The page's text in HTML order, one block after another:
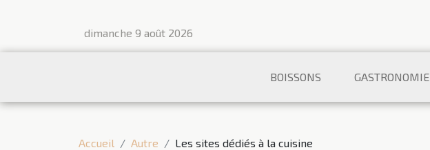
dimanche 9 août 2026
BOISSONS GASTRONOMIE
Accueil Autre Les sites dédiés à la cuisine